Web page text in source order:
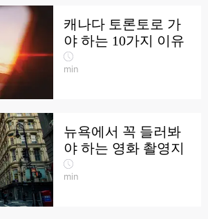
캐나다 토론토로 가
야 하는 10가지 이유
min
뉴욕에서 꼭 들러봐
야 하는 영화 촬영지
min